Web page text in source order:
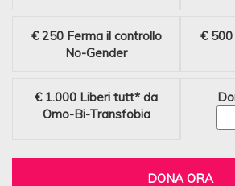
€ 250 Ferma il controllo
No-Gender
€ 500
€ 1.000 Liberi tutt* da
Omo-Bi-Transfobia
DONA ORA